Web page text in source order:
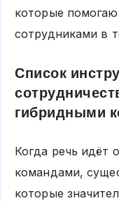
которые
сотрудниками в
Список
гибридными
Когда речь идёт
командами,
которые